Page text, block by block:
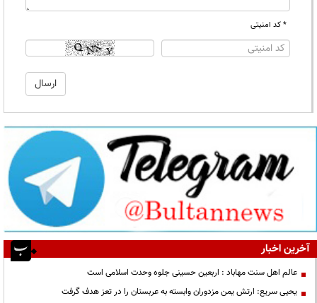
* کد امنیتی
آخرین اخبار
عالم اهل سنت مهاباد : اربعین حسینی جلوه وحدت اسلامی است
یحیی سریع: ارتش یمن مزدوران وابسته به عربستان را در تعز هدف گرفت